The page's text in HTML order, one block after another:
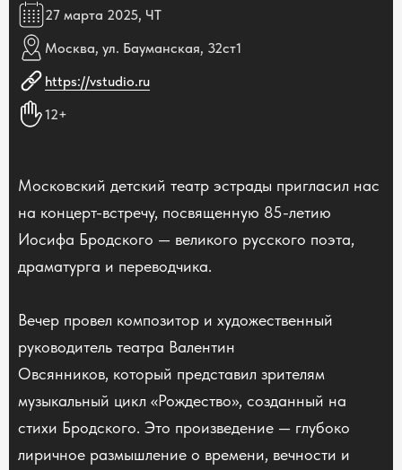
27 марта 2025, ЧТ
Москва, ул. Бауманская, 32ст1
https://vstudio.ru
12+
Московский детский театр эстрады пригласил нас
на концерт-встречу, посвященную 85-летию
Иосифа Бродского — великого русского поэта,
драматурга и переводчика.
Вечер провел композитор и художественный
руководитель театра Валентин
Овсянников, который представил зрителям
музыкальный цикл «Рождество», созданный на
стихи Бродского. Это произведение — глубоко
лиричное размышление о времени, вечности и